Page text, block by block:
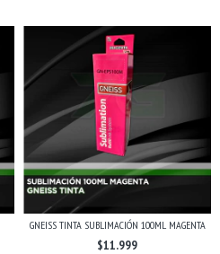
GNEISS TINTA SUBLIMACIÓN 100ML MAGENTA
$11.999